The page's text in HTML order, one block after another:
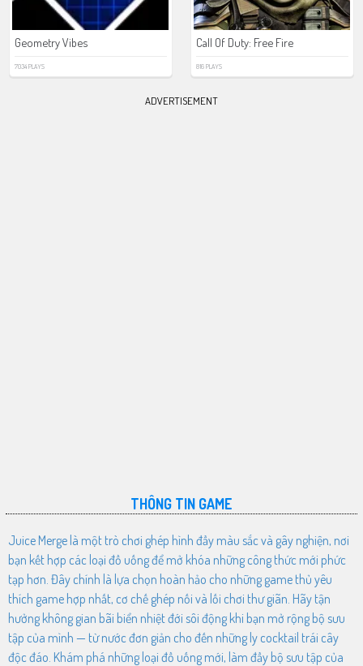
Geometry Vibes
7034 PLAYS
Call Of Duty: Free Fire
816 PLAYS
ADVERTISEMENT
THÔNG TIN GAME
Juice Merge là một trò chơi ghép hình đầy màu sắc và gây nghiện, nơi
bạn kết hợp các loại đồ uống để mở khóa những công thức mới phức
tạp hơn. Đây chính là lựa chọn hoàn hảo cho những game thủ yêu
thích game hợp nhất, cơ chế ghép nối và lối chơi thư giãn. Hãy tận
hưởng không gian bãi biển nhiệt đới sôi động khi bạn mở rộng bộ sưu
tập của mình — từ nước đơn giản cho đến những ly cocktail trái cây
độc đáo. Khám phá những loại đồ uống mới, làm đầy bộ sưu tập của